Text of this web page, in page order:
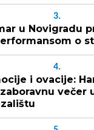
3.
u Novigradu
o
4.
i ovacije:
večer